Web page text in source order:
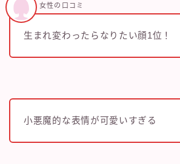
生まれ変わったらなりたい顔1位！
女性の口コミ
小悪魔的な表情が可愛いすぎる